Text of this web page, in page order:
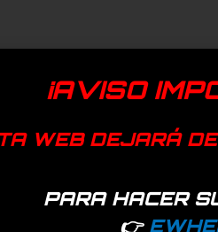
¡AVISO
WEB DEJARÁ
PARA HACER
👉